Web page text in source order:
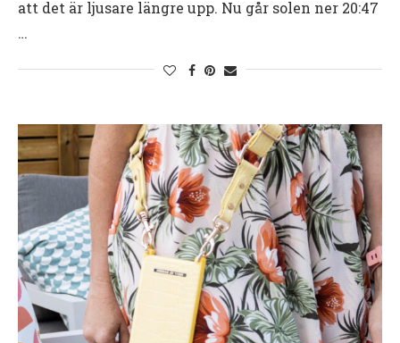
att det är ljusare längre upp. Nu går solen ner 20:47
…